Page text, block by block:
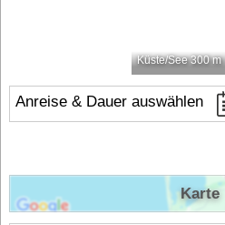
Küste/See 300 m
Anreise & Dauer auswählen
Karte